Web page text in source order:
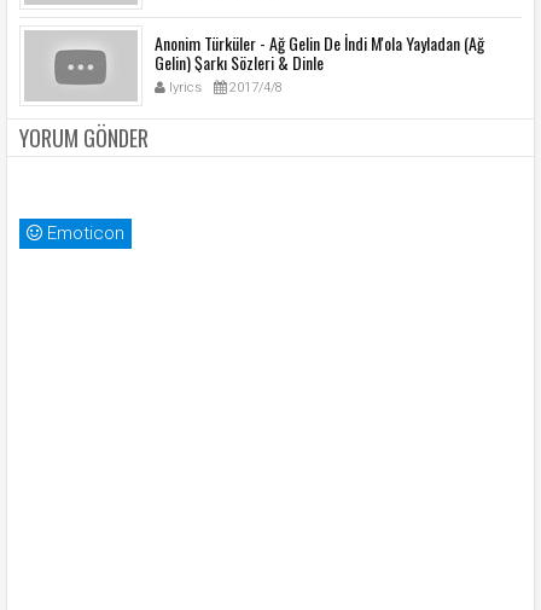
Anonim Türküler - Ağ Gelin De İndi M'ola Yayladan (Ağ
Gelin) Şarkı Sözleri & Dinle
lyrics 2017/4/8
YORUM GÖNDER
Emoticon